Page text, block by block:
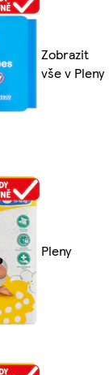
Zobrazit
vše v Pleny
Pleny